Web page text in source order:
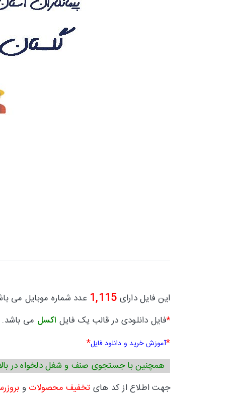
این فایل دارای 1,115 عدد شماره موبایل می
*فایل دانلودی در قالب یک فایل اکسل می باشد.
*آموزش خرید و دانلود فایل*
همچنین با جستجوی صنف و شغل دلخواه در
جهت اطلاع از کد های تخفیف محصولات و